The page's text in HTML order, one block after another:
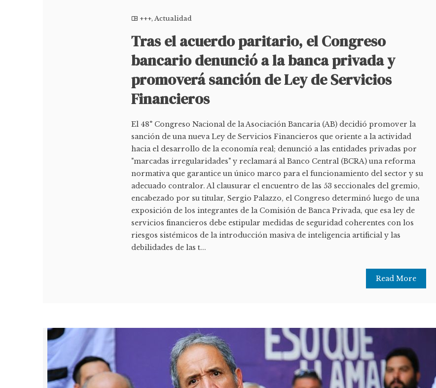
+++,Actualidad
Tras el acuerdo paritario, el Congreso
bancario denunció a la banca privada y
promoverá sanción de Ley de Servicios
Financieros
El 48° Congreso Nacional de la Asociación Bancaria (AB) decidió promover la
sanción de una nueva Ley de Servicios Financieros que oriente a la actividad
hacia el desarrollo de la economía real; denunció a las entidades privadas por
"marcadas irregularidades" y reclamará al Banco Central (BCRA) una reforma
normativa que garantice un único marco para el funcionamiento del sector y su
adecuado contralor. Al clausurar el encuentro de las 53 seccionales del gremio,
encabezado por su titular, Sergio Palazzo, el Congreso determinó luego de una
exposición de los integrantes de la Comisión de Banca Privada, que esa ley de
servicios financieros debe estipular medidas de seguridad coherentes con los
riesgos sistémicos de la introducción masiva de inteligencia artificial y las
debilidades de las t...
Read More